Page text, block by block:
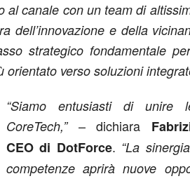
al canale con un team di
dell’innovazione e della
strategico fondamentale
verso soluzioni
“Siamo entusiasti di unire
CoreTech,”– dichiara
CEO di DotForce. “La
competenze aprirà nuove